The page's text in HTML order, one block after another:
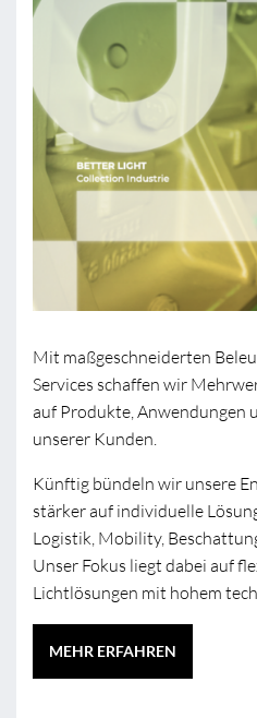
Mit maßgeschneiderten
Services schaffen wir
auf Produkte, Anwendungen
unserer Kunden.
Künftig bündeln wir unsere
stärker auf individuelle
Logistik, Mobility,
Unser Fokus liegt dabei auf
Lichtlösungen mit hohem
MEHR ERFAHREN